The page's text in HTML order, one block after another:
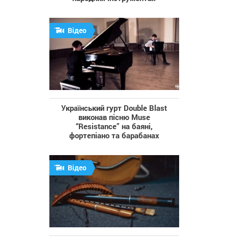
Відео
Український гурт Double Blast
виконав пісню Muse
“Resistance” на баяні,
фортепіано та барабанах
Відео